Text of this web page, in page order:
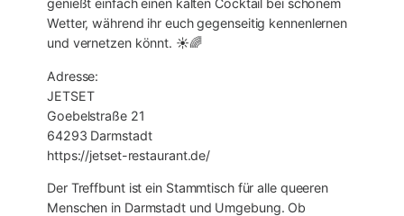
genießt einfach einen kalten Cocktail bei schönem
Wetter, während ihr euch gegenseitig kennenlernen
und vernetzen könnt. ☀️🌈
Adresse:
JETSET
Goebelstraße 21
64293 Darmstadt
https://jetset-restaurant.de/
Der Treffbunt ist ein Stammtisch für alle queeren
Menschen in Darmstadt und Umgebung. Ob